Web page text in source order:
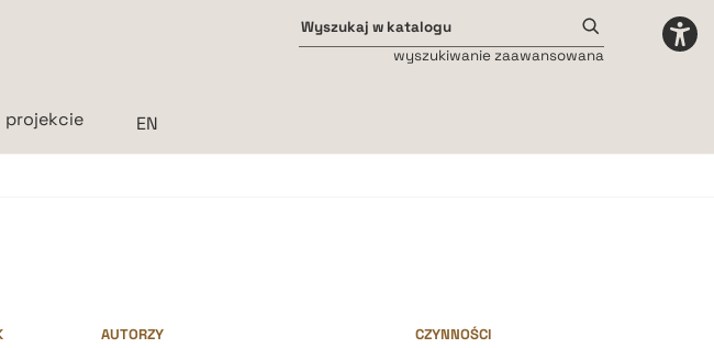
projekcie
wyszukiwanie zaawansowana
AUTORZY CZYNNOŚCI